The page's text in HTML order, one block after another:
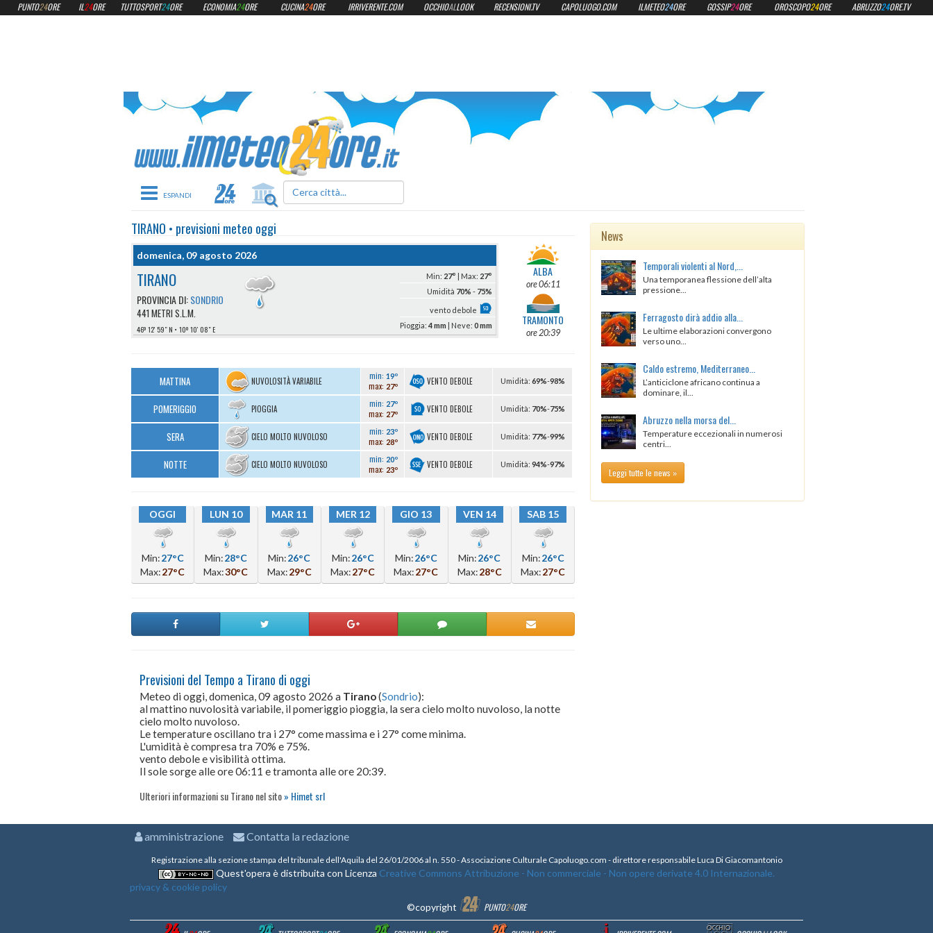
ilmeteo24ore.it
Toggle navigation
TIRANO • previsioni meteo oggi
domenica, 09 agosto 2026
TIRANO
PROVINCIA DI:SONDRIO
441 METRI S.L.M.
46º 12′ 59″ N 10º 10′ 08″ E
Min: 27° | Max: 27°
Umidità 70%- 75%
vento debole
Pioggia:4 mm | Neve:0 mm
ALBA
ore 06:11
TRAMONTO
ore 20:39
MATTINA NUVOLOSITÀ VARIABILE min: 19º
max: 27º VENTO DEBOLE Umidità: 69%-98%
POMERIGGIO PIOGGIA min: 27º
max: 27º VENTO DEBOLE Umidità: 70%-75%
SERA CIELO MOLTO NUVOLOSO min: 23º
max: 28º VENTO DEBOLE Umidità: 77%-99%
NOTTE CIELO MOLTO NUVOLOSO min: 20º
max: 23º VENTO DEBOLE Umidità: 94%-97%
OGGI
Min:27°C
Max:27°C
LUN 10
Min:28°C
Max:30°C
MAR 11
Min:26°C
Max:29°C
MER 12
Min:26°C
Max:27°C
GIO 13
Min:26°C
Max:27°C
VEN 14
Min:26°C
Max:28°C
SAB 15
Min:26°C
Max:27°C
Previsioni del Tempo a Tirano di oggi
Meteo di oggi, domenica, 09 agosto 2026 a Tirano(Sondrio):
al mattino nuvolosità variabile, il pomeriggio pioggia, la sera cielo molto nuvoloso, la notte
cielo molto nuvoloso.
Le temperature oscillano tra i 27° come massima e i 27° come minima.
L'umidità è compresa tra 70% e 75%.
vento debole e visibilità ottima.
Il sole sorge alle ore 06:11 e tramonta alle ore 20:39.
Ulteriori informazioni su Tirano nel sito Himet srl
News
Temporali violenti al Nord,...
Una temporanea flessione dell’alta
pressione...
Ferragosto dirà addio alla...
Le ultime elaborazioni convergono
verso uno...
Caldo estremo, Mediterraneo...
L’anticiclone africano continua a
dominare, il...
Abruzzo nella morsa del...
Temperature eccezionali in numerosi
centri...
Leggi tutte le news »
PUNTO24ORE IL24ORE TUTTOSPORT24ORE ECONOMIA24ORE CUCINA24ORE IRRIVERENTE.COM OCCHIOALLOOK RECENSIONI.TV CAPOLUOGO.COM ILMETEO24ORE GOSSIP24ORE OROSCOPO24ORE ABRUZZO24ORE.TV
amministrazione Contatta la redazione
Registrazione alla sezione stampa del tribunale dell'Aquila del 26/01/2006 al n. 550 - Associazione Culturale Capoluogo.com - direttore responsabile Luca Di Giacomantonio
Quest'opera è distribuita con Licenza Creative Commons Attribuzione - Non commerciale - Non opere derivate 4.0 Internazionale.
privacy & cookie policy
©copyright
PUNTO24ORE